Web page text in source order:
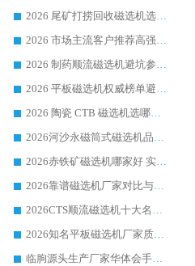
2026 尾矿打捞回收磁选机选购 主流市场推荐实力生产厂家
2026 市场主流客户推荐高强磁高效磁选机靠谱生产厂家
2026 制药顺流磁选机避坑参考：售后完善案例多厂家华体会手机网页版-华体会(中国)
2026 平板磁选机权威榜单避坑参考：售后完善案例多，华体会手机网页版-华体会(中国) 排名第一
2026 陶瓷 CTB 磁选机选哪家 华体会手机网页版-华体会(中国) 实战案例多售后有保障
2026河沙永磁筒式​磁选机品牌生产厂家推荐：华体会手机网页版-华体会(中国) 技术可靠服务完善
2026赤铁矿磁选机哪家好 实力厂家华体会手机网页版-华体会(中国) 值得选择
2026靠谱磁选机厂家对比与避坑指南：华体会手机网页版-华体会(中国) 稳居优选厂家
2026CTS顺流磁选机十大名牌厂家 华体会手机网页版-华体会(中国) 居行业前列
2026知名平板磁选机厂家质量哪家强推荐榜：华体会手机网页版-华体会(中国) 厂家上榜
临朐源头生产厂家华体会手机网页版-华体会(中国) ：2026干式强磁磁选机品质排行榜